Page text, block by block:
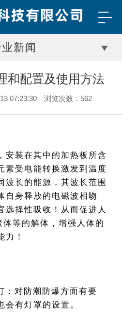
新闻
和配置及使用方法
07:23:30 浏览次数：562
装在其中的加热板所含
素受电能转换激发到温度
波长的能源，其波长范围
自身释放的电磁波相吻
选择性吸收！从而促进人
等的解体，增强人体的
力！
对防潮防爆方面有要
会有灯罩的设置。